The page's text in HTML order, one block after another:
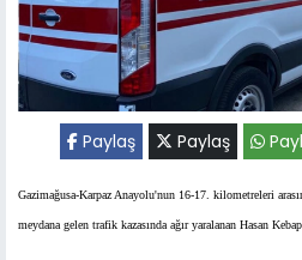
Paylaş Paylaş
Gazimağusa-Karpaz Anayolu'nun 16-17. kilometreleri
meydana gelen trafik kazasında ağır yaralanan Hasan